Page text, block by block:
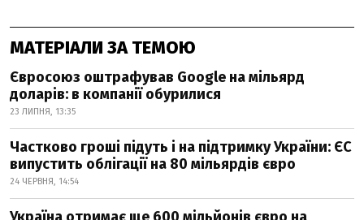
МАТЕРІАЛИ ЗА ТЕМОЮ
Євросоюз оштрафував Google на мільярд
доларів: в компанії обурилися
23 ЛИПНЯ, 13:35
Частково гроші підуть і на підтримку України: ЄС
випустить облігації на 80 мільярдів євро
24 ЧЕРВНЯ, 14:54